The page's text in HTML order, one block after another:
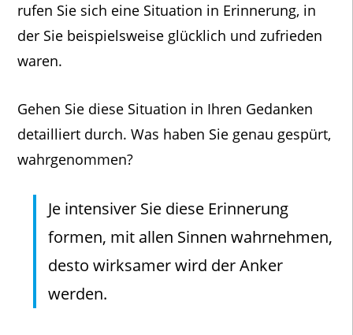
rufen Sie sich eine Situation in Erinnerung, in
der Sie beispielsweise glücklich und zufrieden
waren.
Gehen Sie diese Situation in Ihren Gedanken
detailliert durch. Was haben Sie genau gespürt,
wahrgenommen?
Je intensiver Sie diese Erinnerung
formen, mit allen Sinnen wahrnehmen,
desto wirksamer wird der Anker
werden.